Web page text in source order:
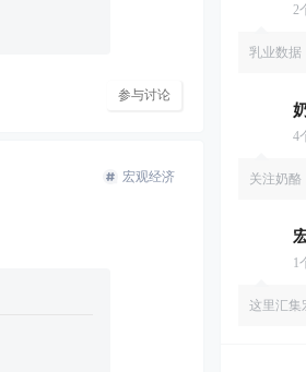
参与讨论
宏观经济
2
乳业数据
4
关注奶酪
1
这里汇集